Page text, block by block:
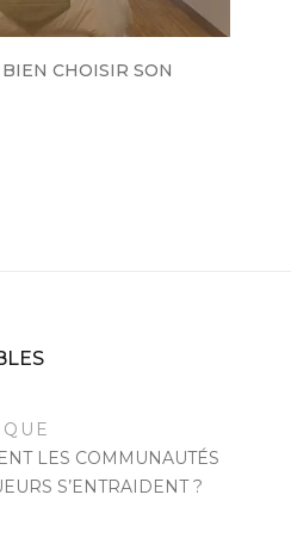
CHOISIR SON
LES COMMUNAUTÉS
S’ENTRAIDENT ?